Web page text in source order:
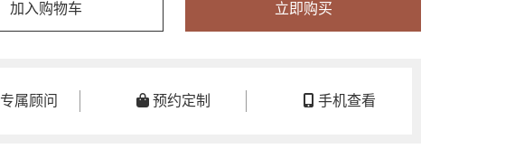
加入购物车 立即购买
属顾问 预约定制 手机查看